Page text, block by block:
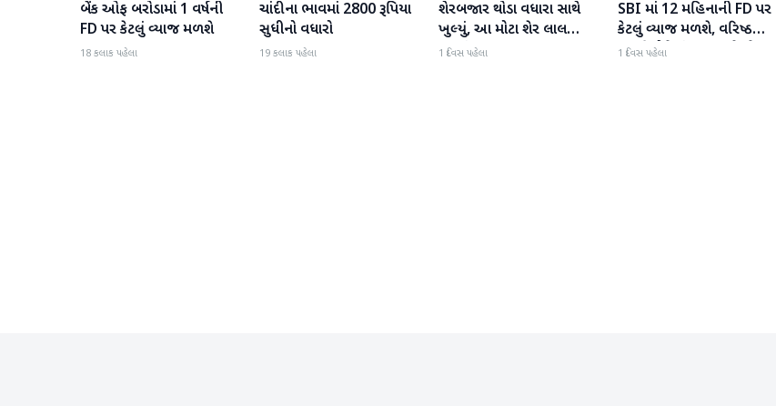
બિઝનેસ
બેંક ઓફ બરોડામાં 1 વર્ષની
FD પર કેટલું વ્યાજ મળશે
18 કલાક પહેલા
બિઝનેસ
ચાંદીના ભાવમાં 2800 રૂપિયા
સુધીનો વધારો
19 કલાક પહેલા
બિઝનેસ
શેરબજાર થોડા વધારા સાથે
ખુલ્યું, આ મોટા શેર લાલ
રંગમાં ખુલ્યા
1 દિવસ પહેલા
બિઝનેસ
SBI માં 12 મહિનાની FD પર
કેટલું વ્યાજ મળશે, વરિષ્ઠ
નાગરિકોને શું લાભ મળે છે?
1 દિવસ પહેલા